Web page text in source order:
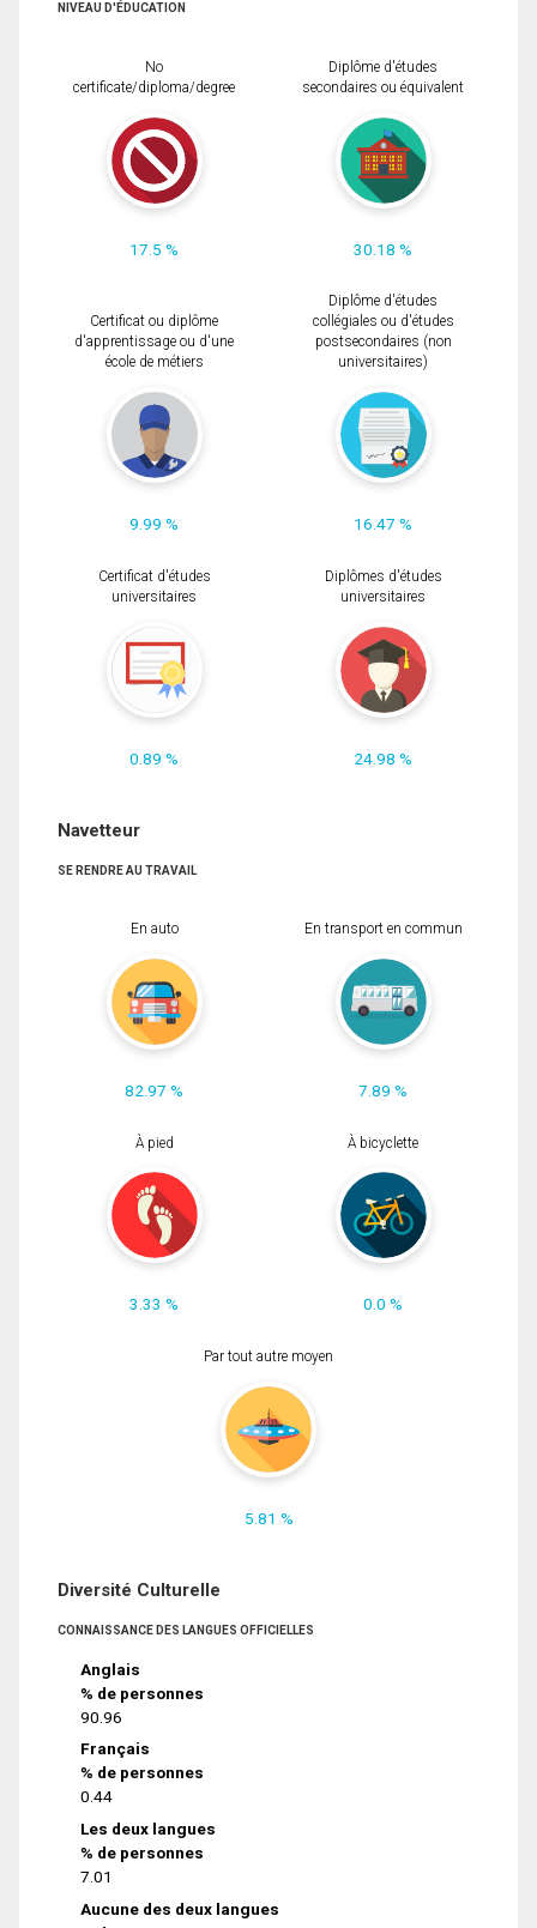
NIVEAU D'ÉDUCATION
No
certificate/diploma/degree
17.5 %
Diplôme d'études
secondaires ou équivalent
30.18 %
Certificat ou diplôme
d'apprentissage ou d'une
école de métiers
9.99 %
Diplôme d'études
collégiales ou d'études
postsecondaires (non
universitaires)
16.47 %
Certificat d'études
universitaires
0.89 %
Diplômes d'études
universitaires
24.98 %
Navetteur
SE RENDRE AU TRAVAIL
En auto
82.97 %
En transport en commun
7.89 %
À pied
3.33 %
À bicyclette
0.0 %
Par tout autre moyen
5.81 %
Diversité Culturelle
CONNAISSANCE DES LANGUES OFFICIELLES
Anglais
% de personnes
90.96
Français
% de personnes
0.44
Les deux langues
% de personnes
7.01
Aucune des deux langues